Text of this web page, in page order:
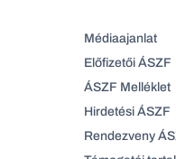
Médiaajanlat
Előfizetői ÁSZF
ÁSZF Melléklet
Hirdetési ÁSZF
Rendezveny